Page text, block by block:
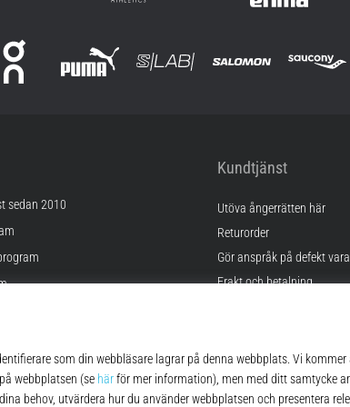
sedan 2010
Kundtjänst
Utöva ångerrätten här
Returorder
Gör anspråk på defekt vara
Frakt och betalning
FAQ
Sekretesspolicy